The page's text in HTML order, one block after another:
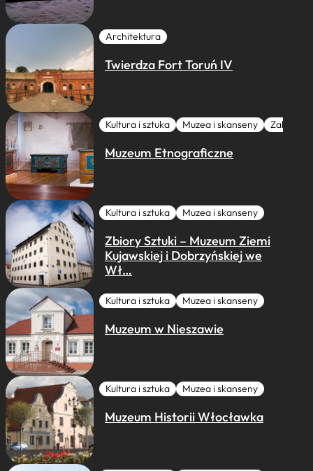
Architektura
Twierdza Fort Toruń IV
Kultura i sztuka Muzea i skanseny Zabytki I
Muzeum Etnograficzne
Kultura i sztuka Muzea i skanseny
Zbiory Sztuki – Muzeum Ziemi
Kujawskiej i Dobrzyńskiej we
Wł…
Kultura i sztuka Muzea i skanseny
Muzeum w Nieszawie
Kultura i sztuka Muzea i skanseny
Muzeum Historii Włocławka